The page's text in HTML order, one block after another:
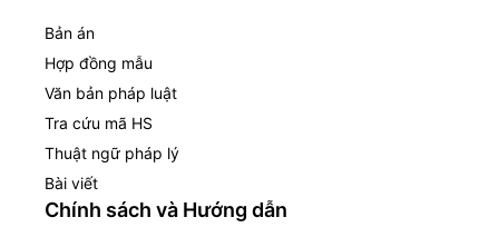
Bản án
Hợp đồng mẫu
Văn bản pháp luật
Tra cứu mã HS
Thuật ngữ pháp lý
Bài viết
Chính sách và Hướng dẫn